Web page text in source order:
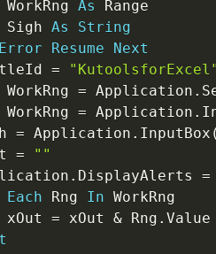
WorkRng As
Sigh As
String
Error Resume
Next
=
"KutoolsforExcel"
WorkRng = Application .
WorkRng = Application .
= Application . InputBox (
=
""
. DisplayAlerts =
Each Rng In WorkRng
xOut
= xOut & Rng . Value